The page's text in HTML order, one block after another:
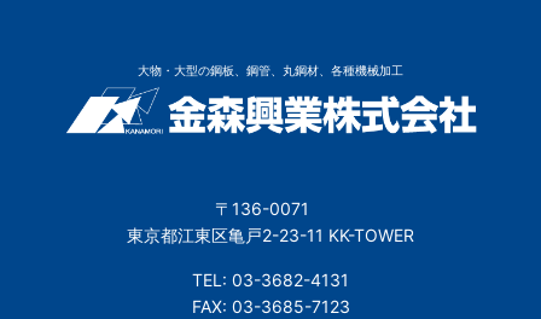
大物・大型の鋼板、鋼管、丸鋼材、各種機械加工
〒136-0071
東京都江東区亀戸2-23-11 KK-TOWER
TEL: 03-3682-4131
FAX: 03-3685-7123